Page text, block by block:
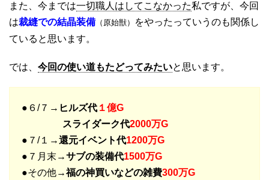
また、今までは一切職人はしてこなかった私ですが、今回
は裁縫での結晶装備 （原始獣）
をやったっていうのも関係し
ていると思います。
では、 今回の使い道もたどってみたいと思います。
●６/７→ ヒルズ代 １億G
スライダーク代2000万G
●７/１→還元イベント代1200万G
●７月末→サブの装備代1500万G
●その他→福の神買いなどの雑費300万G